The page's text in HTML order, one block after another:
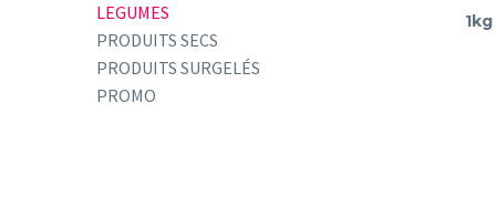
LEGUMES
PRODUITS SECS
PRODUITS SURGELÉS
PROMO